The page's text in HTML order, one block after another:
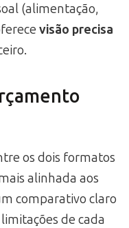
(alimentação,
visão precisa
os dois formatos
alinhada aos
comparativo claro
de cada